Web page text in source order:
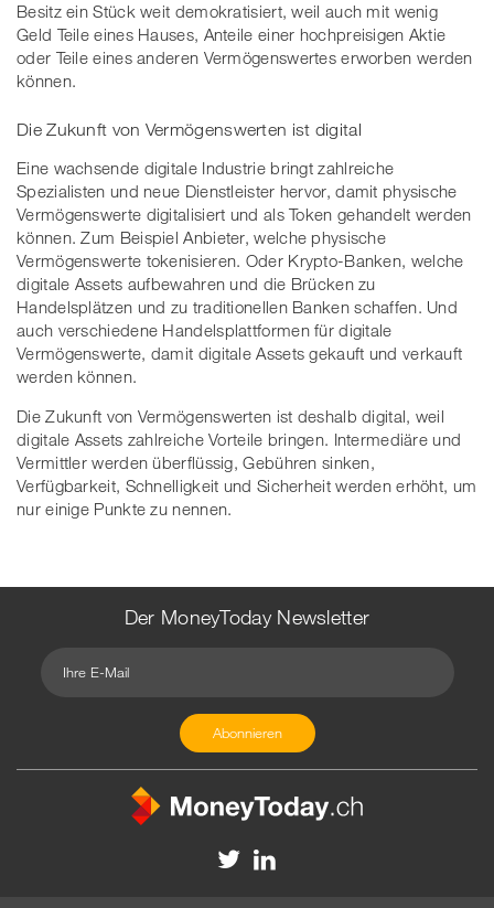
Besitz ein Stück weit demokratisiert, weil auch mit wenig
Geld Teile eines Hauses, Anteile einer hochpreisigen Aktie
oder Teile eines anderen Vermögenswertes erworben werden
können.
Die Zukunft von Vermögenswerten ist digital
Eine wachsende digitale Industrie bringt zahlreiche
Spezialisten und neue Dienstleister hervor, damit physische
Vermögenswerte digitalisiert und als Token gehandelt werden
können. Zum Beispiel Anbieter, welche physische
Vermögenswerte tokenisieren. Oder Krypto-Banken, welche
digitale Assets aufbewahren und die Brücken zu
Handelsplätzen und zu traditionellen Banken schaffen. Und
auch verschiedene Handelsplattformen für digitale
Vermögenswerte, damit digitale Assets gekauft und verkauft
werden können.
Die Zukunft von Vermögenswerten ist deshalb digital, weil
digitale Assets zahlreiche Vorteile bringen. Intermediäre und
Vermittler werden überflüssig, Gebühren sinken,
Verfügbarkeit, Schnelligkeit und Sicherheit werden erhöht, um
nur einige Punkte zu nennen.
Der MoneyToday Newsletter